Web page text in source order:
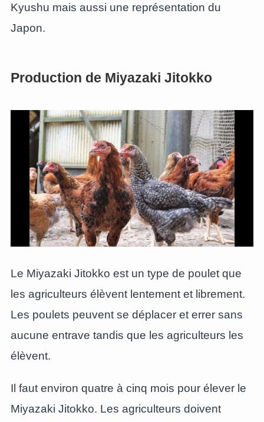
Kyushu mais aussi une représentation du
Japon.
Production de Miyazaki Jitokko
Le Miyazaki Jitokko est un type de poulet que
les agriculteurs élèvent lentement et librement.
Les poulets peuvent se déplacer et errer sans
aucune entrave tandis que les agriculteurs les
élèvent.
Il faut environ quatre à cinq mois pour élever le
Miyazaki Jitokko. Les agriculteurs doivent